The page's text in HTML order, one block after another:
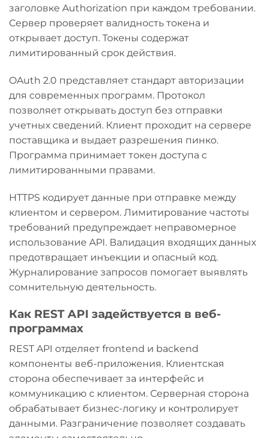
заголовке Authorization при каждом требовании.
Сервер проверяет валидность токена и
открывает доступ. Токены содержат
лимитированный срок действия.
OAuth 2.0 представляет стандарт авторизации
для современных программ. Протокол
позволяет открывать доступ без отправки
учетных сведений. Клиент проходит на сервере
поставщика и выдает разрешения пинко.
Программа принимает токен доступа с
лимитированными правами.
HTTPS кодирует данные при отправке между
клиентом и сервером. Лимитирование частоты
требований предупреждает неправомерное
использование API. Валидация входящих данных
предотвращает инъекции и опасный код.
Журналирование запросов помогает выявлять
сомнительную деятельность.
Как REST API задействуется в веб-
программах
REST API отделяет frontend и backend
компоненты веб-приложения. Клиентская
сторона обеспечивает за интерфейс и
коммуникацию с клиентом. Серверная сторона
обрабатывает бизнес-логику и контролирует
данными. Разграничение позволяет создавать